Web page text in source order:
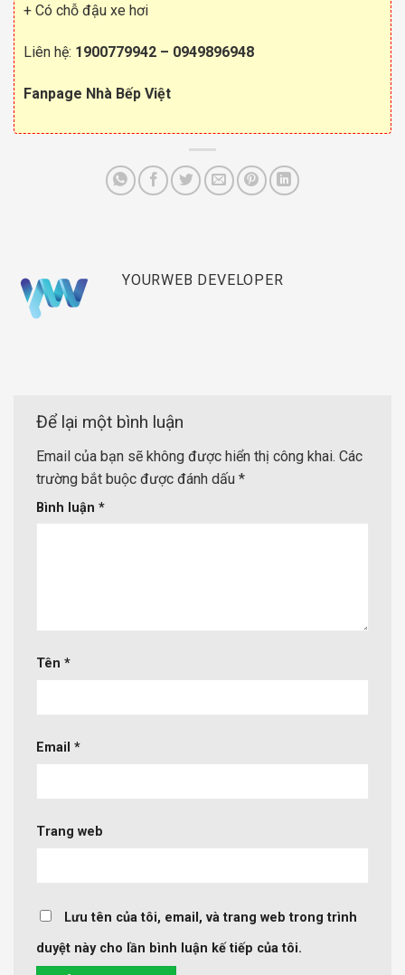
+ Có chỗ đậu xe hơi
Liên hệ: 1900779942 – 0949896948
Fanpage Nhà Bếp Việt
YOURWEB DEVELOPER
Để lại một bình luận
Email của bạn sẽ không được hiển thị công khai. Các
trường bắt buộc được đánh dấu *
Bình luận *
Tên *
Email *
Trang web
Lưu tên của tôi, email, và trang web trong trình
duyệt này cho lần bình luận kế tiếp của tôi.